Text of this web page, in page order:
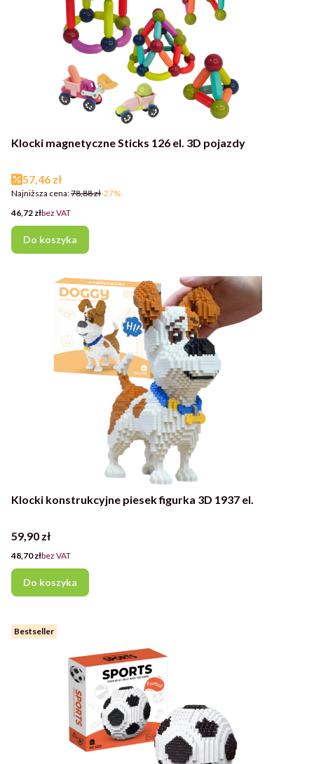
Klocki magnetyczne Sticks 126 el. 3D pojazdy
Cena promocyjna
57,46 zł
Najniższa cena:78,88 zł-27%
Cena
46,72 złbez VAT
Do koszyka
Klocki konstrukcyjne piesek figurka 3D 1937 el.
Cena
59,90 zł
Cena
48,70 złbez VAT
Do koszyka
Bestseller